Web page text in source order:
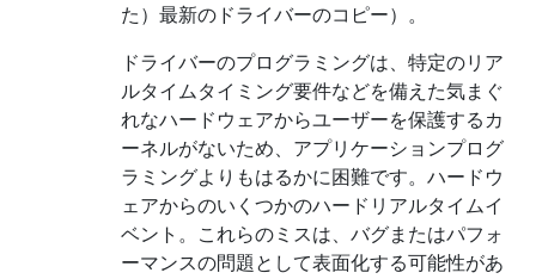
た）最新のドライバーのコピー）。
ドライバーのプログラミングは、特定のリア
ルタイムタイミング要件などを備えた気まぐ
れなハードウェアからユーザーを保護するカ
ーネルがないため、アプリケーションプログ
ラミングよりもはるかに困難です。ハードウ
ェアからのいくつかのハードリアルタイムイ
ベント。これらのミスは、バグまたはパフォ
ーマンスの問題として表面化する可能性があ